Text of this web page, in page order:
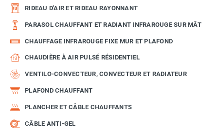
RIDEAU D'AIR ET RIDEAU RAYONNANT
PARASOL CHAUFFANT ET RADIANT INFRAROUGE SUR MÂT
CHAUFFAGE INFRAROUGE FIXE MUR ET PLAFOND
CHAUDIÈRE À AIR PULSÉ RÉSIDENTIEL
VENTILO-CONVECTEUR, CONVECTEUR ET RADIATEUR
PLAFOND CHAUFFANT
PLANCHER ET CÂBLE CHAUFFANTS
CÂBLE ANTI-GEL